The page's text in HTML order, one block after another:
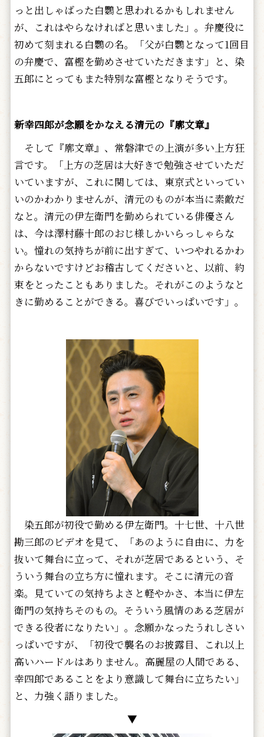
っと出しゃばった白鸚と思われるかもしれません
が、これはやらなければと思いました」。弁慶役に
初めて刻まれる白鸚の名。「父が白鸚となって1回目
の弁慶で、富樫を勤めさせていただきます」と、染
五郎にとってもまた特別な富樫となりそうです。
新幸四郎が念願をかなえる清元の『廓文章』
そして『廓文章』、常磐津での上演が多い上方狂
言です。「上方の芝居は大好きで勉強させていただ
いていますが、これに関しては、東京式といってい
いのかわかりませんが、清元のものが本当に素敵だ
なと。清元の伊左衛門を勤められている俳優さん
は、今は澤村藤十郎のおじ様しかいらっしゃらな
い。憧れの気持ちが前に出すぎて、いつやれるかわ
からないですけどお稽古してくださいと、以前、約
束をとったこともありました。それがこのようなと
きに勤めることができる。喜びでいっぱいです」。
染五郎が初役で勤める伊左衛門。十七世、十八世
勘三郎のビデオを見て、「あのように自由に、力を
抜いて舞台に立って、それが芝居であるという、そ
ういう舞台の立ち方に憧れます。そこに清元の音
楽。見ていての気持ちよさと軽やかさ、本当に伊左
衛門の気持ちそのもの。そういう風情のある芝居が
できる役者になりたい」。念願かなったうれしさい
っぱいですが、「初役で襲名のお披露目、これ以上
高いハードルはありません。高麗屋の人間である、
幸四郎であることをより意識して舞台に立ちたい」
と、力強く語りました。
▼